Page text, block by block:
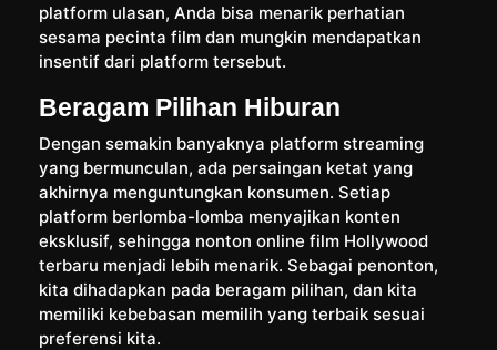
platform ulasan, Anda bisa menarik perhatian
sesama pecinta film dan mungkin mendapatkan
insentif dari platform tersebut.
Beragam Pilihan Hiburan
Dengan semakin banyaknya platform streaming
yang bermunculan, ada persaingan ketat yang
akhirnya menguntungkan konsumen. Setiap
platform berlomba-lomba menyajikan konten
eksklusif, sehingga nonton online film Hollywood
terbaru menjadi lebih menarik. Sebagai penonton,
kita dihadapkan pada beragam pilihan, dan kita
memiliki kebebasan memilih yang terbaik sesuai
preferensi kita.